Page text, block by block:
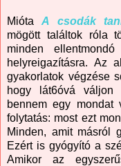
MiótaA csodák
mögött találtok róla
minden
helyreigazításra. Az
gyakorlatok végzése
hogy lát6óvá váljon
bennem egy mondat
folytatás: most ezt
Minden, amit másról
Ezért is gyógyító a
Amikor az